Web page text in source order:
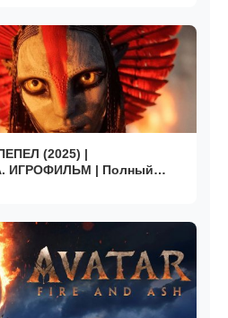
(2025) |
ИГРОФИЛЬМ | Полный